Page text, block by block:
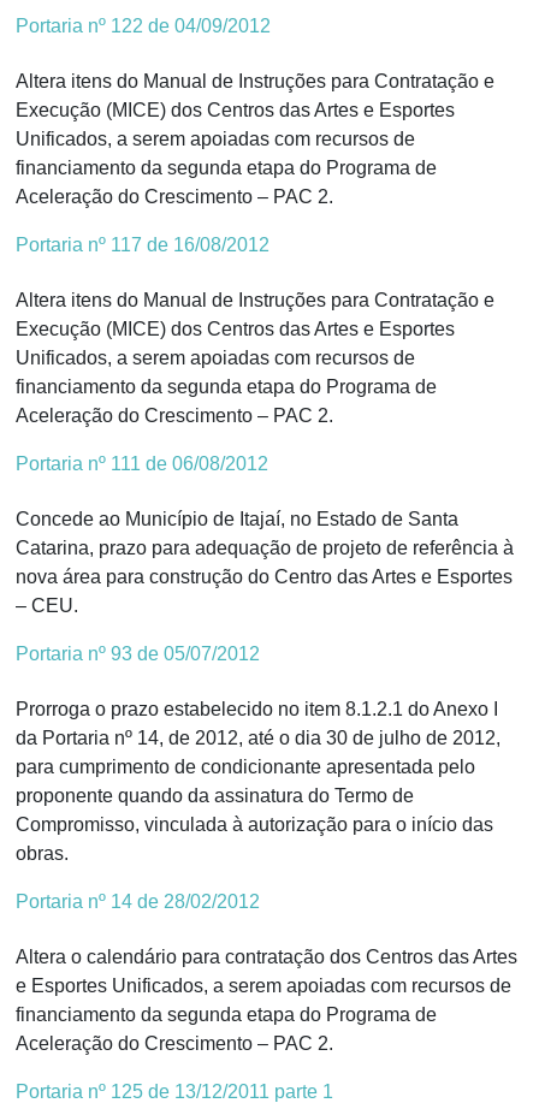
Portaria nº 122 de 04/09/2012
Altera itens do Manual de Instruções para Contratação e
Execução (MICE) dos Centros das Artes e Esportes
Unificados, a serem apoiadas com recursos de
financiamento da segunda etapa do Programa de
Aceleração do Crescimento – PAC 2.
Portaria nº 117 de 16/08/2012
Altera itens do Manual de Instruções para Contratação e
Execução (MICE) dos Centros das Artes e Esportes
Unificados, a serem apoiadas com recursos de
financiamento da segunda etapa do Programa de
Aceleração do Crescimento – PAC 2.
Portaria nº 111 de 06/08/2012
Concede ao Município de Itajaí, no Estado de Santa
Catarina, prazo para adequação de projeto de referência à
nova área para construção do Centro das Artes e Esportes
– CEU.
Portaria nº 93 de 05/07/2012
Prorroga o prazo estabelecido no item 8.1.2.1 do Anexo I
da Portaria nº 14, de 2012, até o dia 30 de julho de 2012,
para cumprimento de condicionante apresentada pelo
proponente quando da assinatura do Termo de
Compromisso, vinculada à autorização para o início das
obras.
Portaria nº 14 de 28/02/2012
Altera o calendário para contratação dos Centros das Artes
e Esportes Unificados, a serem apoiadas com recursos de
financiamento da segunda etapa do Programa de
Aceleração do Crescimento – PAC 2.
Portaria nº 125 de 13/12/2011 parte 1